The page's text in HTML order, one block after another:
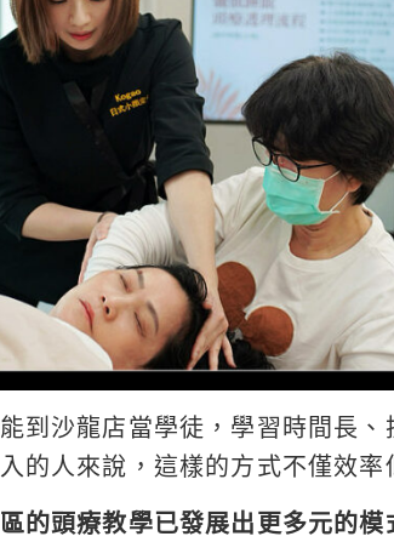
到沙龍店當學徒，學習時間長
的人來說，這樣的方式不僅效率
的頭療教學已發展出更多元的模